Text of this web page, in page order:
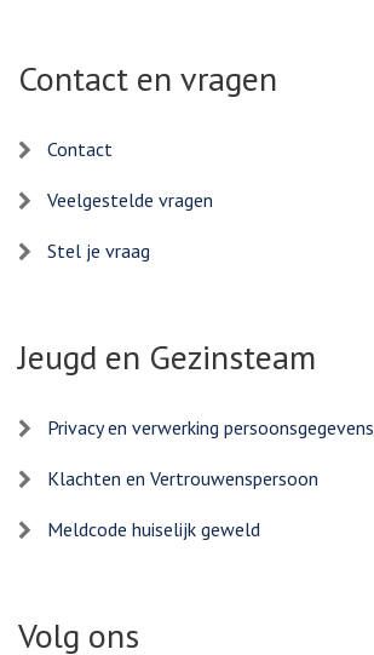
Contact en vragen
Contact
Veelgestelde vragen
Stel je vraag
Jeugd en Gezinsteam
Privacy en verwerking persoonsgegevens
Klachten en Vertrouwenspersoon
Meldcode huiselijk geweld
Volg ons